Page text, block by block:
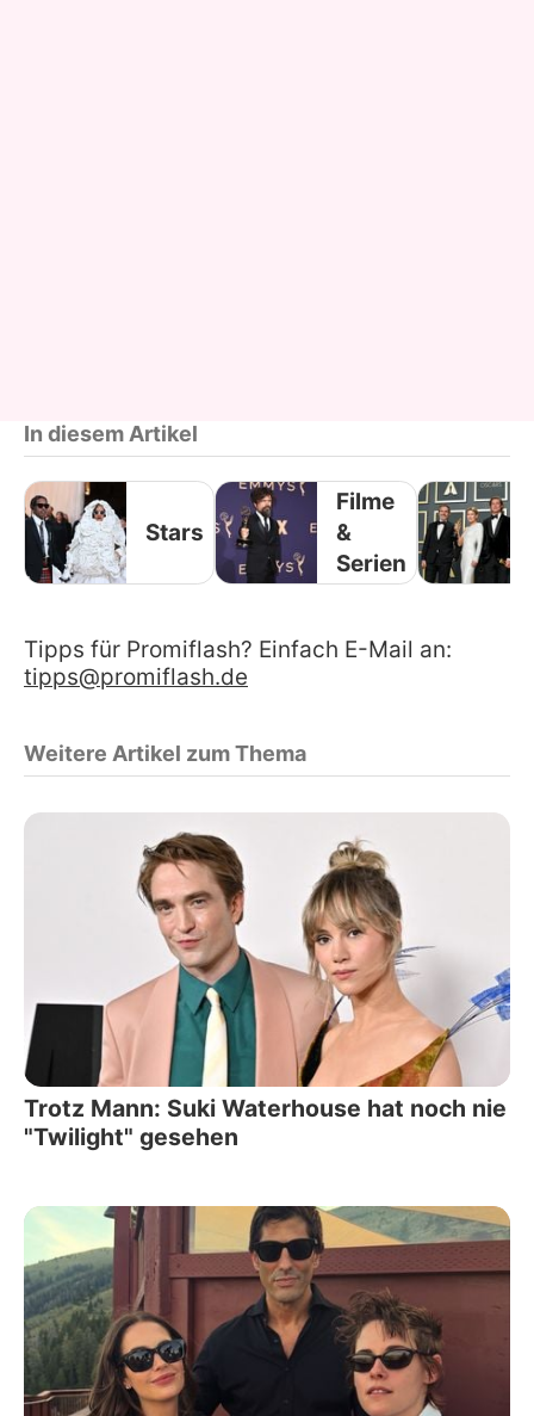
In diesem Artikel
Stars
Filme
&
Serien
Tipps für Promiflash? Einfach E-Mail an:
tipps@promiflash.de
Weitere Artikel zum Thema
Trotz Mann: Suki Waterhouse hat noch nie
"Twilight" gesehen